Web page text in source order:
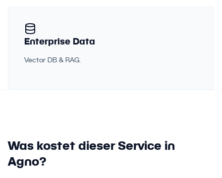
Enterprise Data
Vector DB & RAG.
Was kostet dieser Service in
Agno?